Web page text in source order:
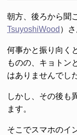
朝方、後ろから聞
TsuyoshiWood ）さ
何事かと振り向く
ものの、キョトン
はありませんでし
しかし、その後も
ます。
そこでスマホのイ